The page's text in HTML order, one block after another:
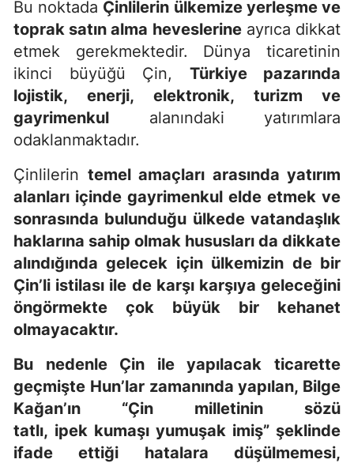
Bu noktada Çinlilerin ülkemize yerleşme ve
toprak satın alma heveslerineayrıca dikkat
etmek gerekmektedir.
Dünya ticaretinin
ikinci büyüğü Çin, Türkiye pazarında
lojistik, enerji, elektronik, turizm ve
gayrimenkul alanındaki yatırımlara
odaklanmaktadır.
Çinlilerin temel amaçları arasında yatırım
alanları içinde gayrimenkul elde etmek ve
sonrasında bulunduğu ülkede vatandaşlık
haklarına sahip olmak hususları da dikkate
alındığında gelecek için ülkemizin de bir
Çin’li istilası ile de karşı karşıya geleceğini
öngörmekte çok büyük bir kehanet
olmayacaktır.
Bu nedenle Çin ile yapılacak ticarette
geçmişte Hun’lar zamanında yapılan, Bilge
Kağan’ın “Çin milletinin sözü
tatlı, ipek kumaşı yumuşak imiş” şeklinde
ifade ettiği hatalara düşülmemesi,